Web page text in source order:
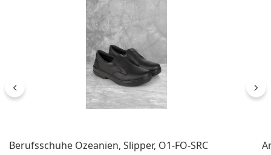
Berufsschuhe Ozeanïen, Slipper, O1-FO-SRC